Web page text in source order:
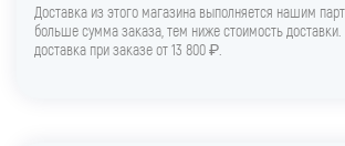
Доставка из этого магазина выполняется нашим
больше сумма заказа, тем ниже стоимость доставки.
доставка при заказе от 13 800 ₽.